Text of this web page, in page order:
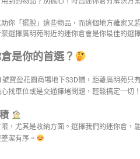
你「擺脫」這些物品，而這個地方離家又
選擇廣明苑附近的迷你倉會是你最佳的選
是你的首選？
寶盈花園商場地下S3D鋪，距離廣明苑只
找車位或是交通擁堵問題，輕鬆搞定一切
，尤其是收納方面。選擇我們的迷你倉，
潔有序。